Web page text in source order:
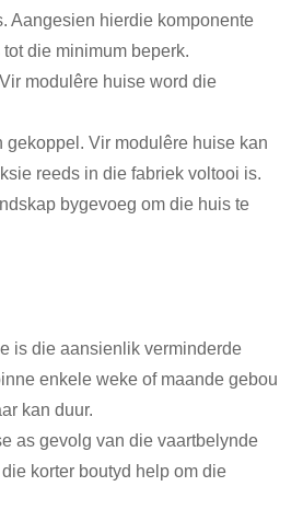
Aangesien hierdie komponente
die minimum beperk.
modulêre huise word die
Vir modulêre huise kan
reeds in die fabriek voltooi is.
bygevoeg om die huis te
is die aansienlik verminderde
enkele weke of maande gebou
kan duur.
as gevolg van die vaartbelynde
korter boutyd help om die